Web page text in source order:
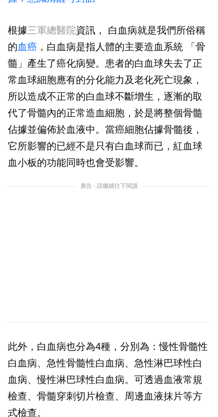
根據三軍總醫院資訊， 白血病就是我們所俗稱
的血癌 ，白血病是指人體的主要造血系統 「骨
髓」產生了癌化病變。患者的白血球失去了正
常血球細胞應有的分化能力及老化死亡現象，
所以造成不正常的白血球不斷增生，逐漸的取
代了骨髓內的正常造血細胞，於是將整個骨髓
佔據並偏佈於血液中。當癌細胞佔據骨髓後，
它所影響的已經不是只有白血球而已，紅血球
血小板的功能同時也會受影響。
廣告 - 請繼續往下閱讀
此外，白血病也分為4種，分別為：慢性骨髓性
白血病、急性骨髓性白血病、急性淋巴球性白
血病、慢性淋巴球性白血病。可透過血液常規
檢查、骨髓穿刺切片檢查、周邊血液抹片等方
式檢查。